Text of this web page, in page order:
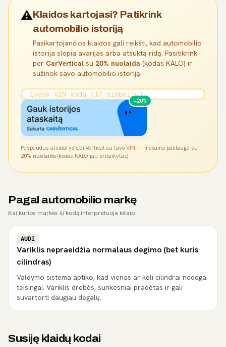
⚠️Klaidos kartojasi? Patikrink
automobilio istoriją
Pasikartojančios klaidos gali reikšti, kad automobilio
istorija slepia avarijas arba atsuktą ridą. Pasitikrink
per CarVertical su 20% nuolaida (kodas KALO) ir
sužinok savo automobilio istoriją.
−20%
Paspaudus atsidarys CarVertical su tavo VIN — mokama paslauga su
20% nuolaida (kodas KALO jau pritaikytas).
Pagal automobilio markę
Kai kurios markės šį kodą interpretuoja kitaip:
AUDI
Variklis nepraeidžia normalaus degimo (bet kuris
cilindras)
Valdymo sistema aptiko, kad vienas ar keli cilindrai nedega
teisingai. Variklis drebės, sunkesniai pradėtas ir gali
suvartorti daugiau degalų.
Susiję klaidų kodai